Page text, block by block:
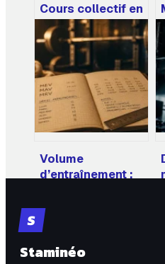
Cours collectif en
salle de sport :
comment choisir
et en profiter
vraiment
Volume
d’entraînement :
séries par muscle
pour briser la
stagnation
S
Staminéo